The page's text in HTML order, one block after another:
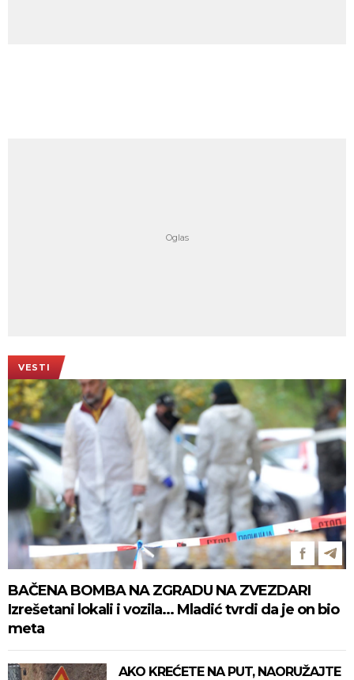
VESTI
BAČENA BOMBA NA ZGRADU NA ZVEZDARI
Izrešetani lokali i vozila... Mladić tvrdi da je on bio
meta
AKO KREĆETE NA PUT, NAORUŽAJTE